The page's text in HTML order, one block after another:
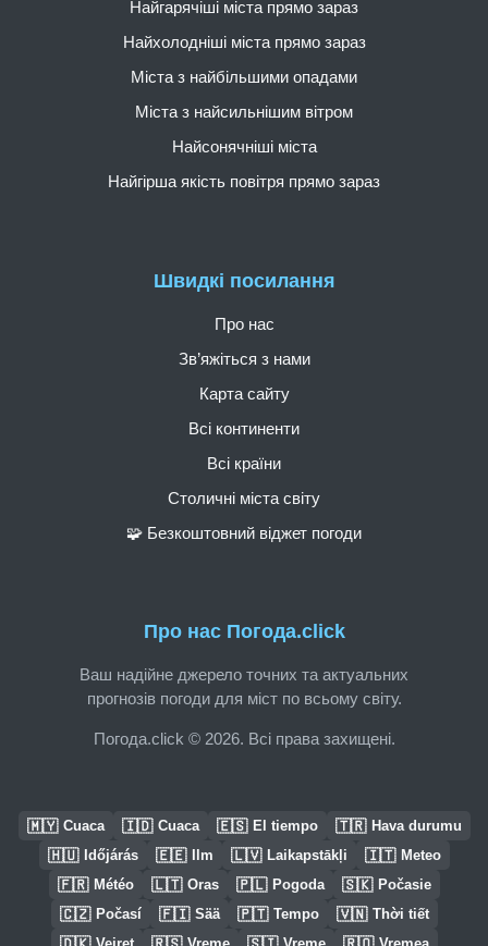
Про нас Погода.click
Ваш надійне джерело точних та актуальних
прогнозів погоди для міст по всьому світу.
Погода.click © 2026. Всі права захищені.
Швидкі посилання
Про нас
Зв’яжіться з нами
Карта сайту
Всі континенти
Всі країни
Столичні міста світу
🧩 Безкоштовний віджет погоди
Найгарячіші міста прямо зараз
Найхолодніші міста прямо зараз
Міста з найбільшими опадами
Міста з найсильнішим вітром
Найсонячніші міста
Найгірша якість повітря прямо зараз
🇲🇾 Cuaca 🇮🇩 Cuaca 🇪🇸 El tiempo 🇹🇷 Hava durumu
🇭🇺 Időjárás 🇪🇪 Ilm 🇱🇻 Laikapstākļi 🇮🇹 Meteo
🇫🇷 Météo 🇱🇹 Oras 🇵🇱 Pogoda 🇸🇰 Počasie
🇨🇿 Počasí 🇫🇮 Sää 🇵🇹 Tempo 🇻🇳 Thời tiết